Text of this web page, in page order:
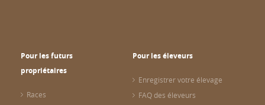
Pour les futurs
propriétaires
Races
Pour les éleveurs
Enregistrer votre élevage
FAQ des éleveurs